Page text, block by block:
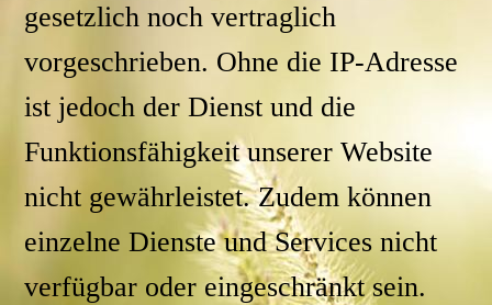
gesetzlich noch vertraglich
vorgeschrieben. Ohne die IP-Adresse
ist jedoch der Dienst und die
Funktionsfähigkeit unserer Website
nicht gewährleistet. Zudem können
einzelne Dienste und Services nicht
verfügbar oder eingeschränkt sein.